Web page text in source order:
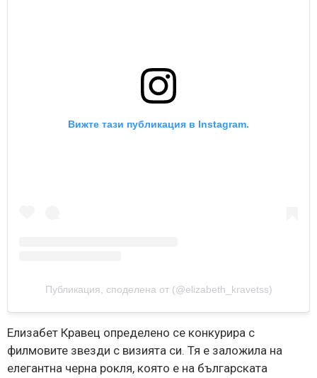
Вижте тази публикация в Instagram.
Публикация, споделена от (@elizabeth_kravetss)
Елизабет Кравец определено се конкурира с
филмовите звезди с визията си. Тя е заложила на
елегантна черна рокля, която е на българската